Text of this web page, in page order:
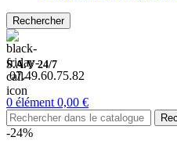
Rechercher
S.A.V 24/7
07.49.60.75.82
0 élément 0,00 €
-24%